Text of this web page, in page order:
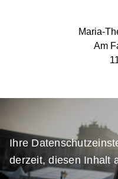
Maria-
Am
Ihre
derzeit, diesen Inhalt